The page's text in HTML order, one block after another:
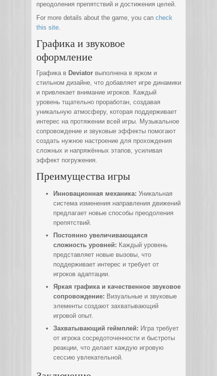
преодоления препятствий и достижения целей.
For more details about the game, you can check
this site.
Графика и звуковое
оформление
Графика в Deviator выполнена в ярком и
стильном дизайне, что добавляет игре динамики
и привлекает внимание игроков. Каждый
уровень тщательно проработан, создавая
уникальную атмосферу, которая поддерживает
интерес на протяжении всей игры. Музыкальное
сопровождение и звуковые эффекты помогают
создать нужное настроение для прохождения
сложных и напряжённых этапов, усиливая
эффект погружения.
Преимущества игры
Инновационная механика: Уникальная
система изменения направления движений
предлагает новые способы преодоления
препятствий.
Постоянно увеличивающаяся
сложность уровней: Каждый уровень
представляет новые вызовы, что
поддерживает интерес и требует от
игроков адаптации.
Яркая графика и качественное звуковое
сопровождение: Визуальные и звуковые
элементы создают захватывающий
игровой опыт.
Захватывающий геймплей: Игра требует
от игрока сосредоточенности и быстроты
реакции, что делает каждую игровую
сессию увлекательной.